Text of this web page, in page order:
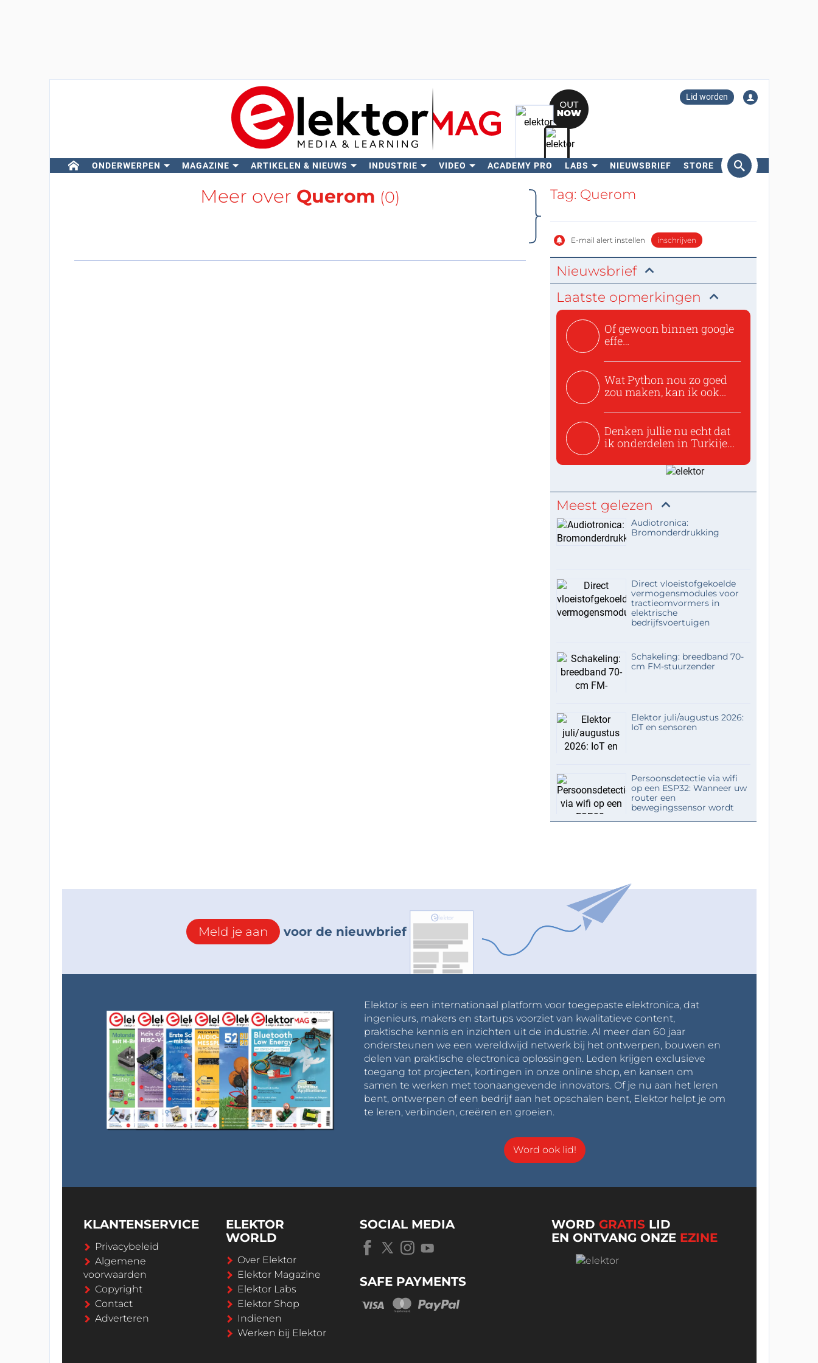
Lid worden
ONDERWERPEN MAGAZINE ARTIKELEN & NIEUWS INDUSTRIE VIDEO ACADEMY PRO LABS NIEUWSBRIEF STORE
Zoeken
Meer over Querom (0) Tag: Querom
E-mail alert instellen inschrijven
Nieuwsbrief
Laatste opmerkingen
Of gewoon binnen google
effe
Wat Python nou zo goed
zou maken, kan ik ook
Denken jullie nu echt dat
ik onderdelen in Turkije...
Meest gelezen
Audiotronica:
Bromonderdrukking
Direct vloeistofgekoelde
vermogensmodules voor
tractieomvormers in
elektrische
bedrijfsvoertuigen
Schakeling: breedband 70-
cm FM-stuurzender
Elektor juli/augustus 2026:
IoT en sensoren
Persoonsdetectie via wifi
op een ESP32: Wanneer uw
router een
bewegingssensor wordt
Meld je aan voor de nieuwbrief
Elektor is een internationaal platform voor toegepaste elektronica, dat
ingenieurs, makers en startups voorziet van kwalitatieve content,
praktische kennis en inzichten uit de industrie. Al meer dan 60 jaar
ondersteunen we een wereldwijd netwerk bij het ontwerpen, bouwen en
delen van praktische electronica oplossingen. Leden krijgen exclusieve
toegang tot projecten, kortingen in onze online shop, en kansen om
samen te werken met toonaangevende innovators. Of je nu aan het leren
bent, ontwerpen of een bedrijf aan het opschalen bent, Elektor helpt je om
te leren, verbinden, creëren en groeien.
Word ook lid!
KLANTENSERVICE
Privacybeleid
Algemene
voorwaarden
Copyright
Contact
Adverteren
ELEKTOR
WORLD
Over Elektor
Elektor Magazine
Elektor Labs
Elektor Shop
Indienen
Werken bij Elektor
SOCIAL MEDIA
SAFE PAYMENTS
WORDGRATIS LID
EN ONTVANG ONZE EZINE